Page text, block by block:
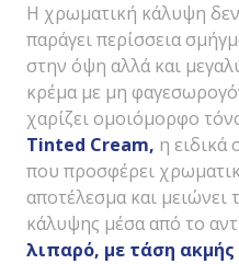
Η χρωματική κάλυψη δεν
παράγει περίσσεια
στην όψη αλλά και
κρέμα με μη
χαρίζει ομοιόμορφο
Tinted Cream, η ειδικά
που προσφέρει
αποτέλεσμα και μειώνει
κάλυψης μέσα από το
λιπαρό, με τάση ακμής